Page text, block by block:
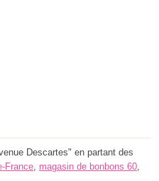
Descartes" en partant des
France, magasin de bonbons 60,